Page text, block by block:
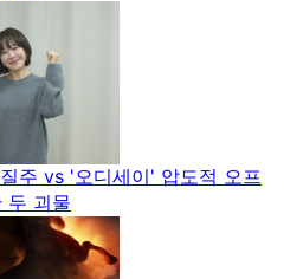
주 vs '오디세이' 압도적 오프
두 괴물